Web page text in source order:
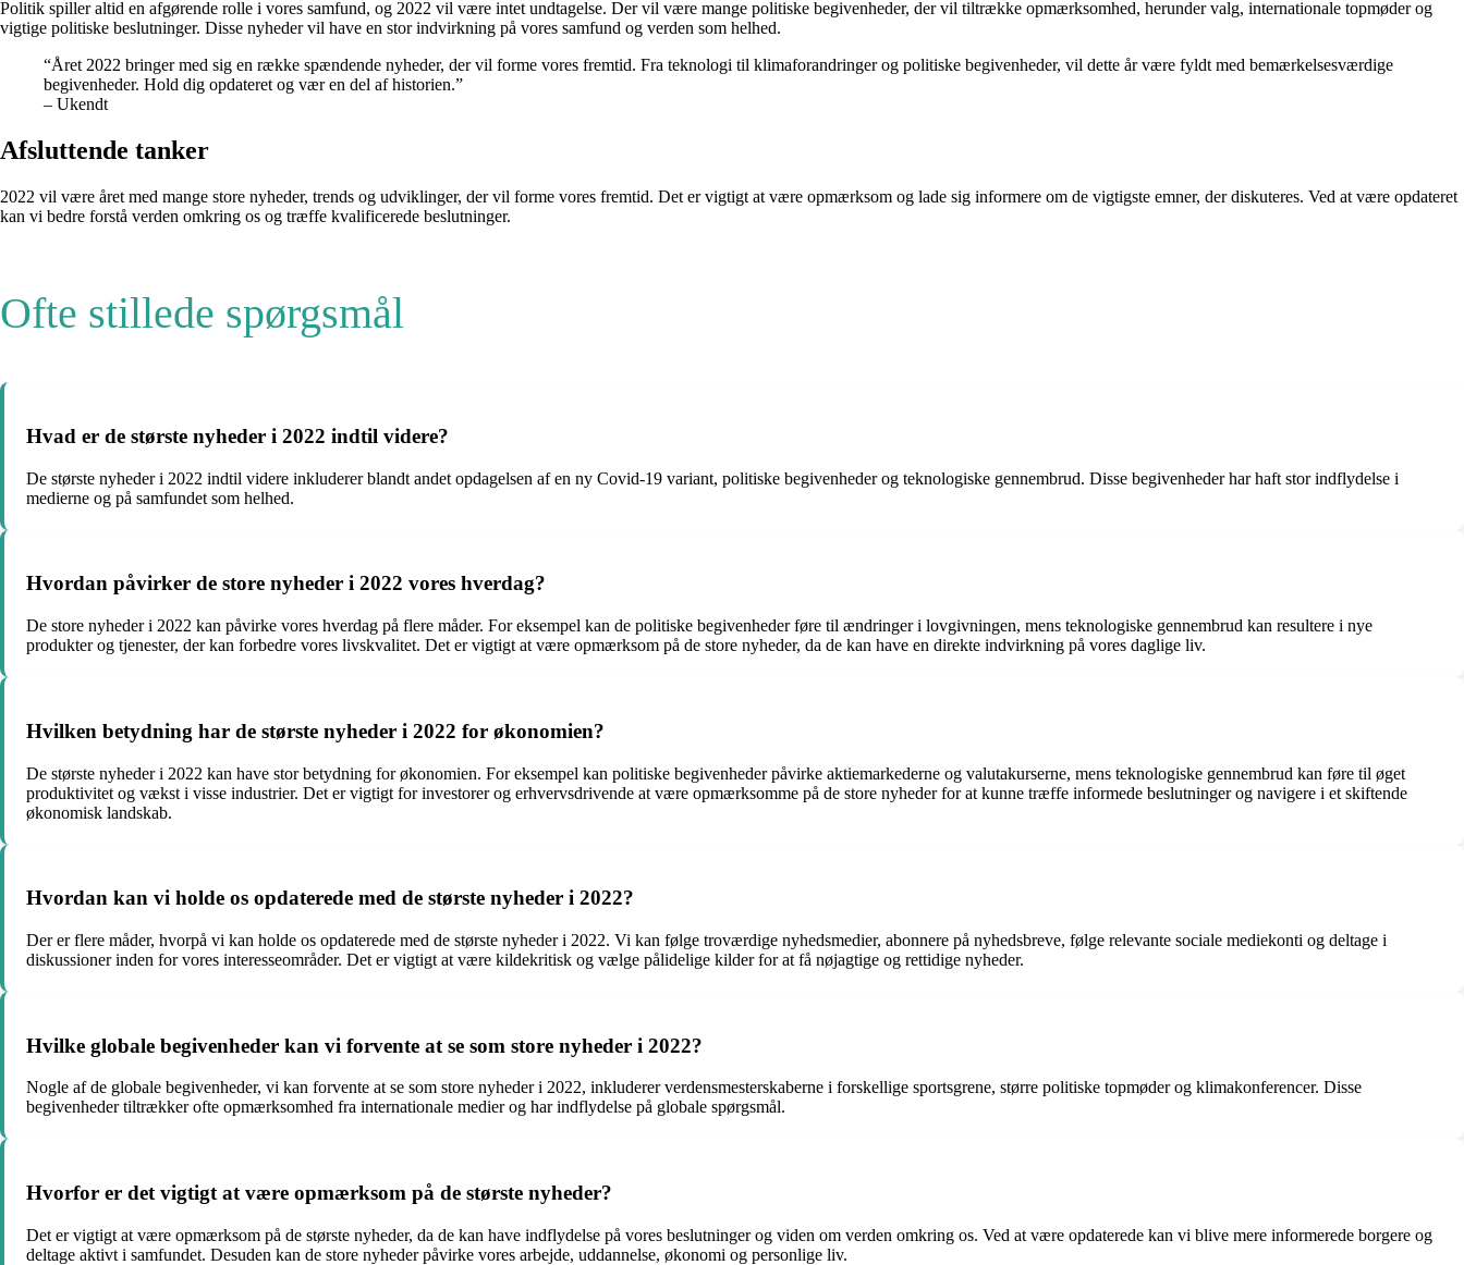
Politik spiller altid en afgørende rolle i vores samfund, og 2022 vil være intet undtagelse. Der vil være mange politiske begivenheder, der vil tiltrække opmærksomhed, herunder valg, internationale topmøder og
vigtige politiske beslutninger. Disse nyheder vil have en stor indvirkning på vores samfund og verden som helhed.
“Året 2022 bringer med sig en række spændende nyheder, der vil forme vores fremtid. Fra teknologi til klimaforandringer og politiske begivenheder, vil dette år være fyldt med bemærkelsesværdige
begivenheder. Hold dig opdateret og vær en del af historien.”
– Ukendt
Afsluttende tanker
2022 vil være året med mange store nyheder, trends og udviklinger, der vil forme vores fremtid. Det er vigtigt at være opmærksom og lade sig informere om de vigtigste emner, der diskuteres. Ved at være opdateret
kan vi bedre forstå verden omkring os og træffe kvalificerede beslutninger.
Ofte stillede spørgsmål
Hvad er de største nyheder i 2022 indtil videre?
De største nyheder i 2022 indtil videre inkluderer blandt andet opdagelsen af en ny Covid-19 variant, politiske begivenheder og teknologiske gennembrud. Disse begivenheder har haft stor indflydelse i
medierne og på samfundet som helhed.
Hvordan påvirker de store nyheder i 2022 vores hverdag?
De store nyheder i 2022 kan påvirke vores hverdag på flere måder. For eksempel kan de politiske begivenheder føre til ændringer i lovgivningen, mens teknologiske gennembrud kan resultere i nye
produkter og tjenester, der kan forbedre vores livskvalitet. Det er vigtigt at være opmærksom på de store nyheder, da de kan have en direkte indvirkning på vores daglige liv.
Hvilken betydning har de største nyheder i 2022 for økonomien?
De største nyheder i 2022 kan have stor betydning for økonomien. For eksempel kan politiske begivenheder påvirke aktiemarkederne og valutakurserne, mens teknologiske gennembrud kan føre til øget
produktivitet og vækst i visse industrier. Det er vigtigt for investorer og erhvervsdrivende at være opmærksomme på de store nyheder for at kunne træffe informede beslutninger og navigere i et skiftende
økonomisk landskab.
Hvordan kan vi holde os opdaterede med de største nyheder i 2022?
Der er flere måder, hvorpå vi kan holde os opdaterede med de største nyheder i 2022. Vi kan følge troværdige nyhedsmedier, abonnere på nyhedsbreve, følge relevante sociale mediekonti og deltage i
diskussioner inden for vores interesseområder. Det er vigtigt at være kildekritisk og vælge pålidelige kilder for at få nøjagtige og rettidige nyheder.
Hvilke globale begivenheder kan vi forvente at se som store nyheder i 2022?
Nogle af de globale begivenheder, vi kan forvente at se som store nyheder i 2022, inkluderer verdensmesterskaberne i forskellige sportsgrene, større politiske topmøder og klimakonferencer. Disse
begivenheder tiltrækker ofte opmærksomhed fra internationale medier og har indflydelse på globale spørgsmål.
Hvorfor er det vigtigt at være opmærksom på de største nyheder?
Det er vigtigt at være opmærksom på de største nyheder, da de kan have indflydelse på vores beslutninger og viden om verden omkring os. Ved at være opdaterede kan vi blive mere informerede borgere og
deltage aktivt i samfundet. Desuden kan de store nyheder påvirke vores arbejde, uddannelse, økonomi og personlige liv.